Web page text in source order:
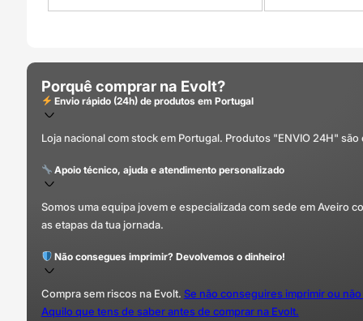
Porquê comprar na Evolt?
Envio rápido (24h) de produtos em Portugal
Loja nacional com stock em Portugal. Produtos "ENVIO 24H"
Apoio técnico, ajuda e atendimento personalizado
Somos uma equipa jovem e especializada com sede em Aveiro
as etapas da tua jornada.
Não consegues imprimir? Devolvemos o dinheiro!
Compra sem riscos na Evolt. Se não conseguires imprimir ou
Aquilo que tens de saber antes de comprar na Evolt.